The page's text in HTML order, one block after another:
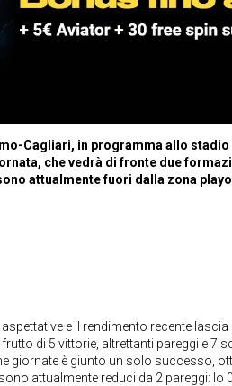
Cagliari, in programma allo stadio
che vedrà di fronte due
attualmente fuori dalla zona
e il rendimento recente
di 5 vittorie, altrettanti pareggi e 7
giornate è giunto un solo successo,
attualmente reduci da 2 pareggi: